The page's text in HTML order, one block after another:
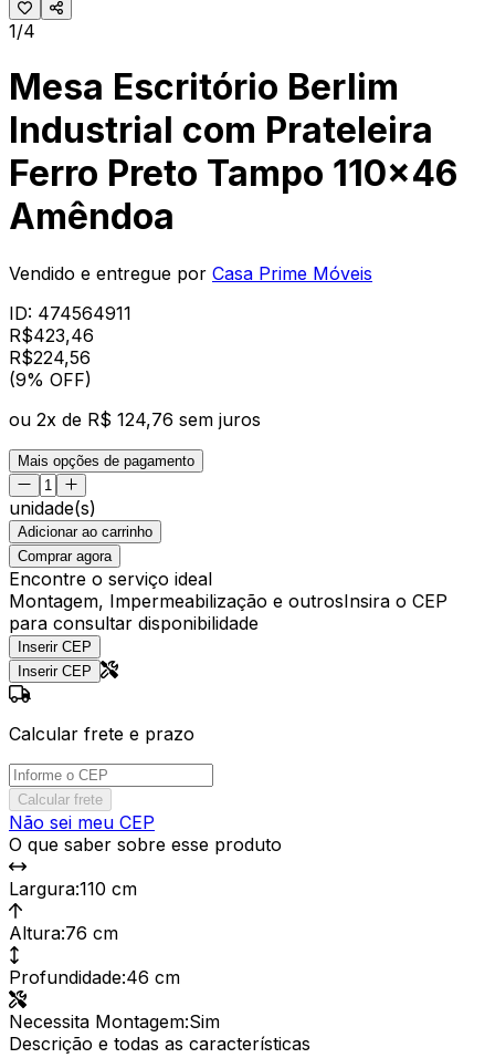
1/4
Mesa Escritório Berlim
Industrial com Prateleira
Ferro Preto Tampo 110x46
Amêndoa
Vendido e entregue por Casa Prime Móveis
ID: 474564911
R$423,46
R$224,56
(9% OFF)
ou 2x de R$ 124,76 sem juros
Mais opções de pagamento
unidade(s)
Adicionar ao carrinho
Comprar agora
Encontre o serviço ideal
Montagem, Impermeabilização e outrosInsira o CEP
para consultar disponibilidade
Inserir CEP
Inserir CEP
Calcular frete e prazo
Calcular frete
Não sei meu CEP
O que saber sobre esse produto
Largura:110 cm
Altura:76 cm
Profundidade:46 cm
Necessita Montagem:Sim
Descrição e todas as características